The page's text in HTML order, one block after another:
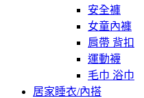
安全褲
女童內褲
肩帶 背扣
運動襪
毛巾 浴巾
居家睡衣/內搭